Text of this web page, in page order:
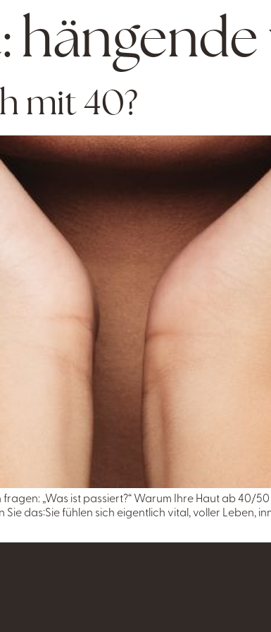
mit 40?
„Was ist passiert?“ Warum Ihre Haut ab 40/
das:Sie fühlen sich eigentlich vital, voller Leben,